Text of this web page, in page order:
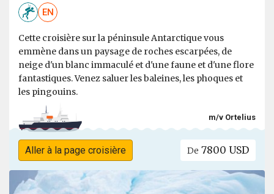
EN
Cette croisière sur la péninsule Antarctique vous
emmène dans un paysage de roches escarpées, de
neige d'un blanc immaculé et d'une faune et d'une flore
fantastiques. Venez saluer les baleines, les phoques et
les pingouins.
m/v Ortelius
Aller à la page croisière De 7800 USD